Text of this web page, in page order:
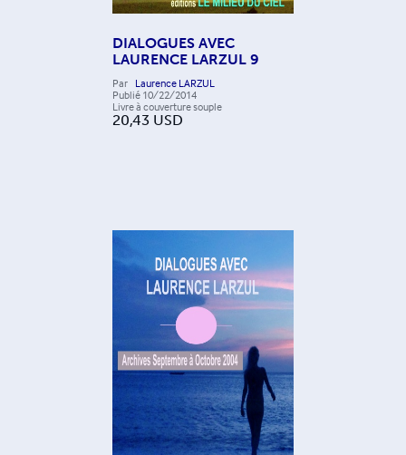
DIALOGUES AVEC
LAURENCE LARZUL 9
Par Laurence LARZUL
Publié 10/22/2014
Livre à couverture souple
20,43 USD